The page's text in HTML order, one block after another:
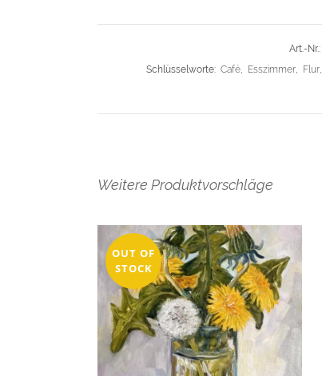
Art.-Nr.:
Schlüsselworte: Café, Esszimmer, Flur,
Weitere Produktvorschläge
OUT OF
STOCK